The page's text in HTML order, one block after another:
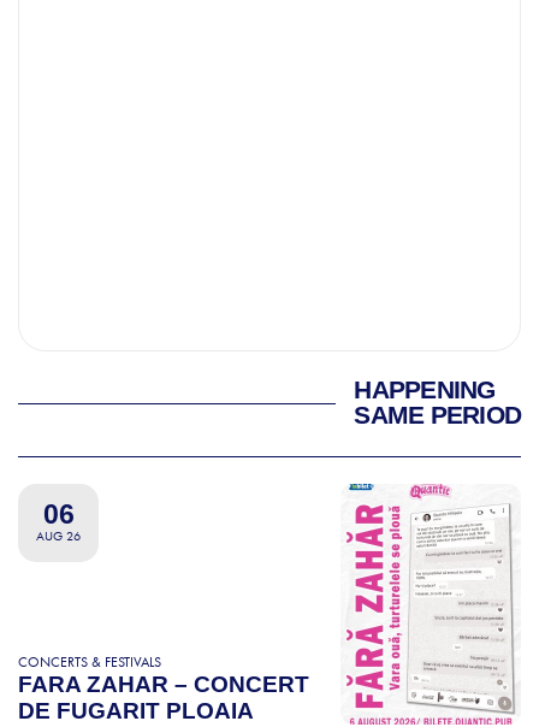
HAPPENING
SAME PERIOD
06
AUG 26
CONCERTS & FESTIVALS
FARA ZAHAR – CONCERT
DE FUGARIT PLOAIA